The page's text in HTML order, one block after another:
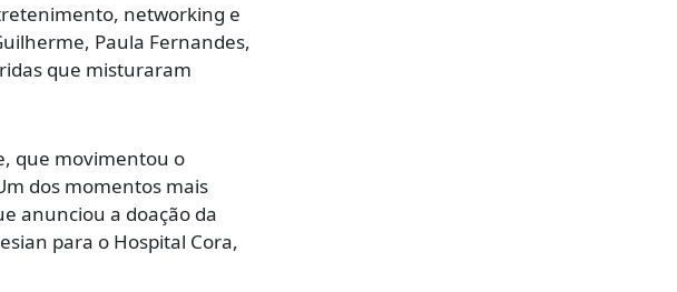
networking e
Paula Fernandes,
que misturaram
que movimentou o
dos momentos mais
anunciou a doação da
para o Hospital Cora,